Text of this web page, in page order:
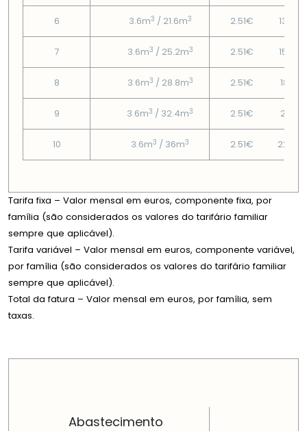
6 3.6m3 / 21.6m3 2.51€ 13.36€
7 3.6m3 / 25.2m3 2.51€ 15.74€
8 3.6m3 / 28.8m3 2.51€ 18.12€
9 3.6m3 / 32.4m3 2.51€ 20.5€
10 3.6m3 / 36m3 2.51€
Tarifa fixa – Valor mensal em euros, componente fixa, por
família (são considerados os valores do tarifário familiar
sempre que aplicável).
Tarifa variável – Valor mensal em euros, componente variável,
por família (são considerados os valores do tarifário familiar
sempre que aplicável).
Total da fatura – Valor mensal em euros, por família, sem
taxas.
Abastecimento